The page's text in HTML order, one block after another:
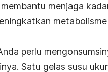
menjaga
perlu
Satu gelas susu